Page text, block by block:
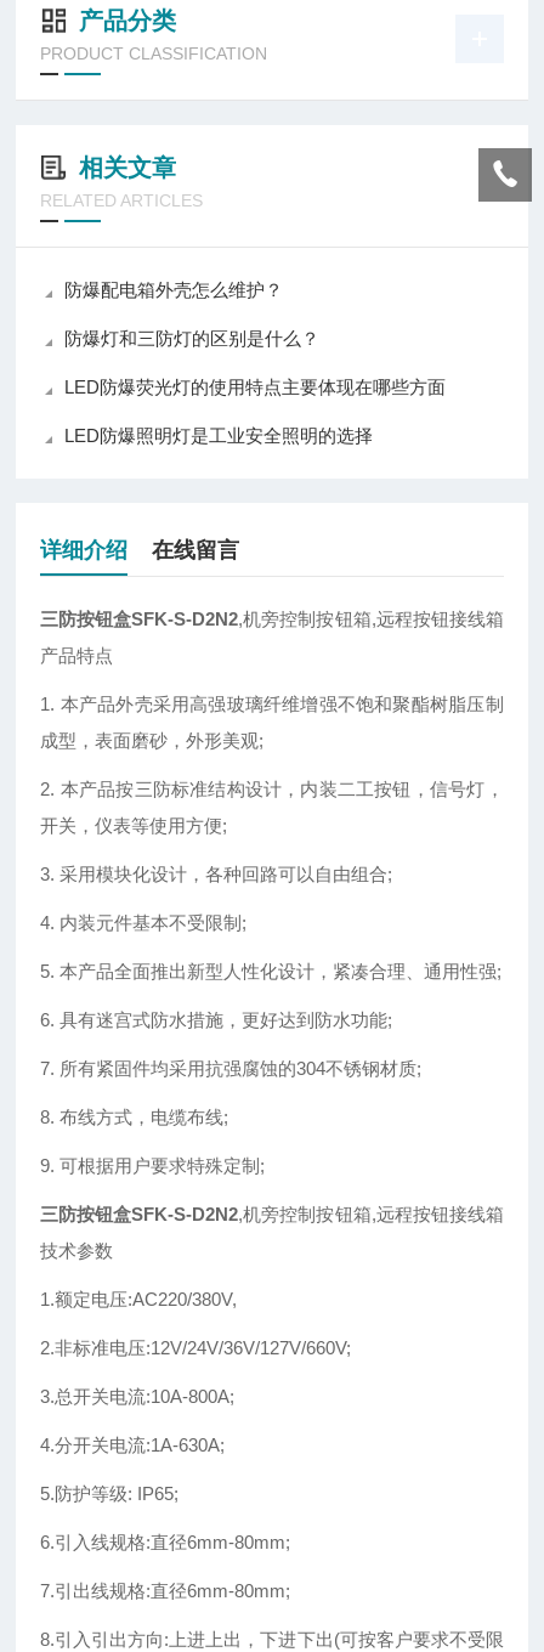
产品分类
PRODUCT CLASSIFICATION
相关文章
RELATED ARTICLES
防爆配电箱外壳怎么维护？
防爆灯和三防灯的区别是什么？
LED防爆荧光灯的使用特点主要体现在哪些方面
LED防爆照明灯是工业安全照明的选择
详细介绍 在线留言
三防按钮盒SFK-S-D2N2,机旁控制按钮箱,远程按钮接线箱
产品特点
1. 本产品外壳采用高强玻璃纤维增强不饱和聚酯树脂压制
成型，表面磨砂，外形美观;
2. 本产品按三防标准结构设计，内装二工按钮，信号灯，
开关，仪表等使用方便;
3. 采用模块化设计，各种回路可以自由组合;
4. 内装元件基本不受限制;
5. 本产品全面推出新型人性化设计，紧凑合理、通用性强;
6. 具有迷宫式防水措施，更好达到防水功能;
7. 所有紧固件均采用抗强腐蚀的304不锈钢材质;
8. 布线方式，电缆布线;
9. 可根据用户要求特殊定制;
三防按钮盒SFK-S-D2N2,机旁控制按钮箱,远程按钮接线箱
技术参数
1.额定电压:AC220/380V,
2.非标准电压:12V/24V/36V/127V/660V;
3.总开关电流:10A-800A;
4.分开关电流:1A-630A;
5.防护等级: IP65;
6.引入线规格:直径6mm-80mm;
7.引出线规格:直径6mm-80mm;
8.引入引出方向:上进上出，下进下出(可按客户要求不受限